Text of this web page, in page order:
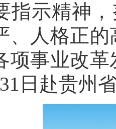
指示精神
、人格正
项事业改
日赴贵州